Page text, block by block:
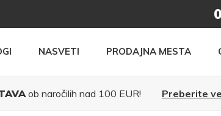
NASVETI PRODAJNA MESTA
ob naročilih nad 100 EUR! Preberite